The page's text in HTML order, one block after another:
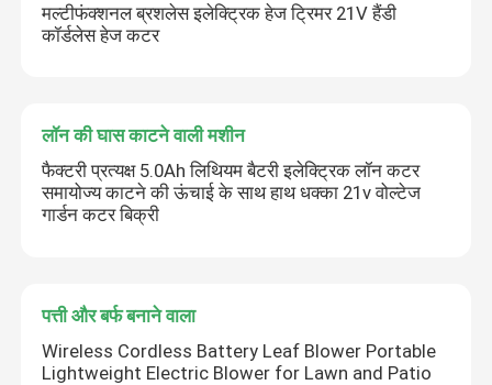
मल्टीफंक्शनल ब्रशलेस इलेक्ट्रिक हेज ट्रिमर 21V हैंडी
कॉर्डलेस हेज कटर
लॉन की घास काटने वाली मशीन
फैक्टरी प्रत्यक्ष 5.0Ah लिथियम बैटरी इलेक्ट्रिक लॉन कटर
समायोज्य काटने की ऊंचाई के साथ हाथ धक्का 21v वोल्टेज
गार्डन कटर बिक्री
पत्ती और बर्फ बनाने वाला
Wireless Cordless Battery Leaf Blower Portable
Lightweight Electric Blower for Lawn and Patio